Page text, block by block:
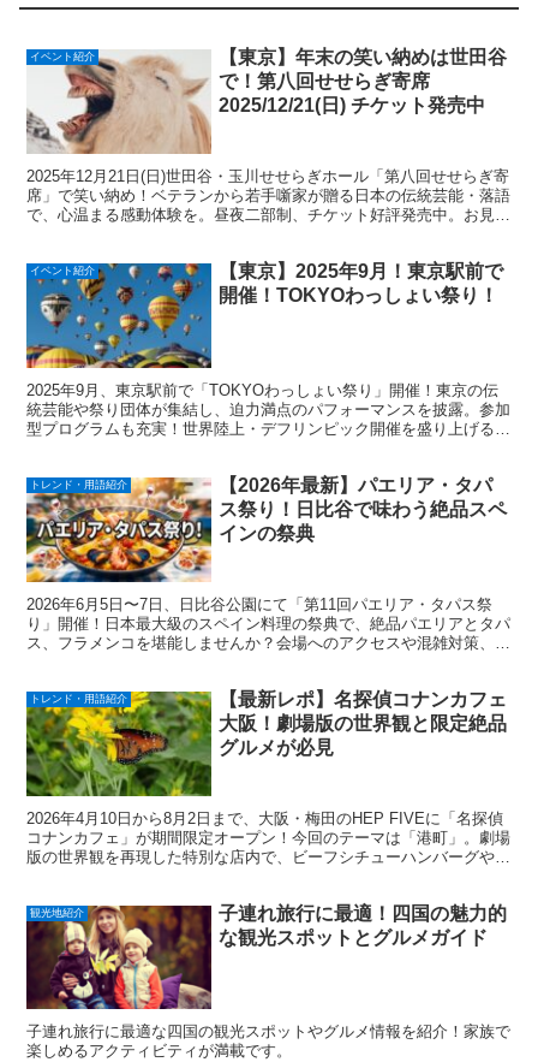
イベント紹介
【東京】年末の笑い納めは世田谷
で！第八回せせらぎ寄席
2025/12/21(日) チケット発売中
2025年12月21日(日)世田谷・玉川せせらぎホール「第八回せせらぎ寄
席」で笑い納め！ベテランから若手噺家が贈る日本の伝統芸能・落語
で、心温まる感動体験を。昼夜二部制、チケット好評発売中。お見逃
イベント紹介
【東京】2025年9月！東京駅前で
開催！TOKYOわっしょい祭り！
2025年9月、東京駅前で「TOKYOわっしょい祭り」開催！東京の伝
統芸能や祭り団体が集結し、迫力満点のパフォーマンスを披露。参加
型プログラムも充実！世界陸上・デフリンピック開催を盛り上げる文
トレンド・用語紹介
【2026年最新】パエリア・タパ
ス祭り！日比谷で味わう絶品スペ
インの祭典
2026年6月5日〜7日、日比谷公園にて「第11回パエリア・タパス祭
り」開催！日本最大級のスペイン料理の祭典で、絶品パエリアとタパ
ス、フラメンコを堪能しませんか？会場へのアクセスや混雑対策、楽
トレンド・用語紹介
【最新レポ】名探偵コナンカフェ
大阪！劇場版の世界観と限定絶品
グルメが必見
2026年4月10日から8月2日まで、大阪・梅田のHEP FIVEに「名探偵
コナンカフェ」が期間限定オープン！今回のテーマは「港町」。劇場
版の世界観を再現した特別な店内で、ビーフシチューハンバーグや限
観光地紹介
子連れ旅行に最適！四国の魅力的
な観光スポットとグルメガイド
子連れ旅行に最適な四国の観光スポットやグルメ情報を紹介！家族で
楽しめるアクティビティが満載です。